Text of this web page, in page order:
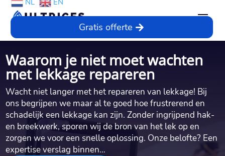
NL EN
Gratis offerte
Waarom je niet moet wachten
met lekkage repareren
Wacht niet langer met het repareren van lekkage! Bij
ons begrijpen we maar al te goed hoe frustrerend en
schadelijk een lekkage kan zijn. Zonder ingrijpend hak-
en breekwerk, sporen wij de bron van het lek op en
zorgen we voor een snelle oplossing. Onze belofte? Een
expertise verslag binnen…